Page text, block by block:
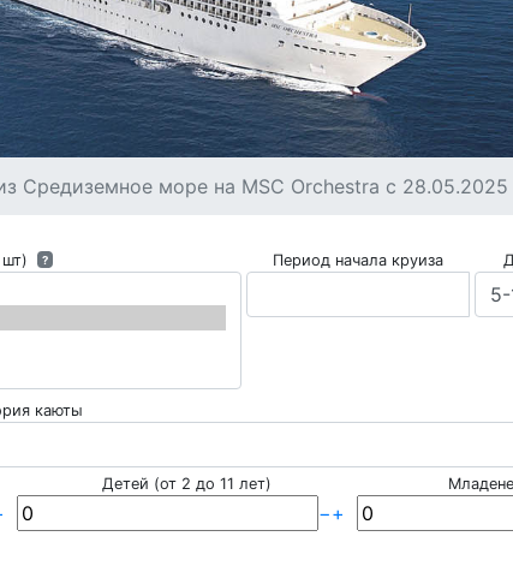
Средиземное море на MSC Orchestra с 28.05.2025
? Период начала круиза
каюты
Детей (от 2 до 11 лет)
−+